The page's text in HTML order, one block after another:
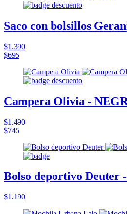
Saco con bolsillos
$1.390
$695
Campera Olivia -
$1.490
$745
Bolso deportivo Deuter
$1.190